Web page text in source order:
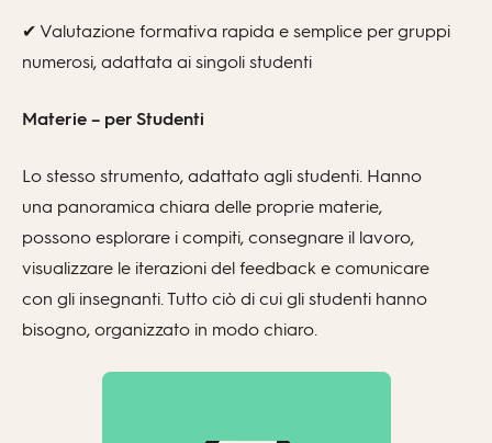
✔ Valutazione formativa rapida e semplice per gruppi
numerosi, adattata ai singoli studenti
Materie – per Studenti
Lo stesso strumento, adattato agli studenti. Hanno
una panoramica chiara delle proprie materie,
possono esplorare i compiti, consegnare il lavoro,
visualizzare le iterazioni del feedback e comunicare
con gli insegnanti. Tutto ciò di cui gli studenti hanno
bisogno, organizzato in modo chiaro.